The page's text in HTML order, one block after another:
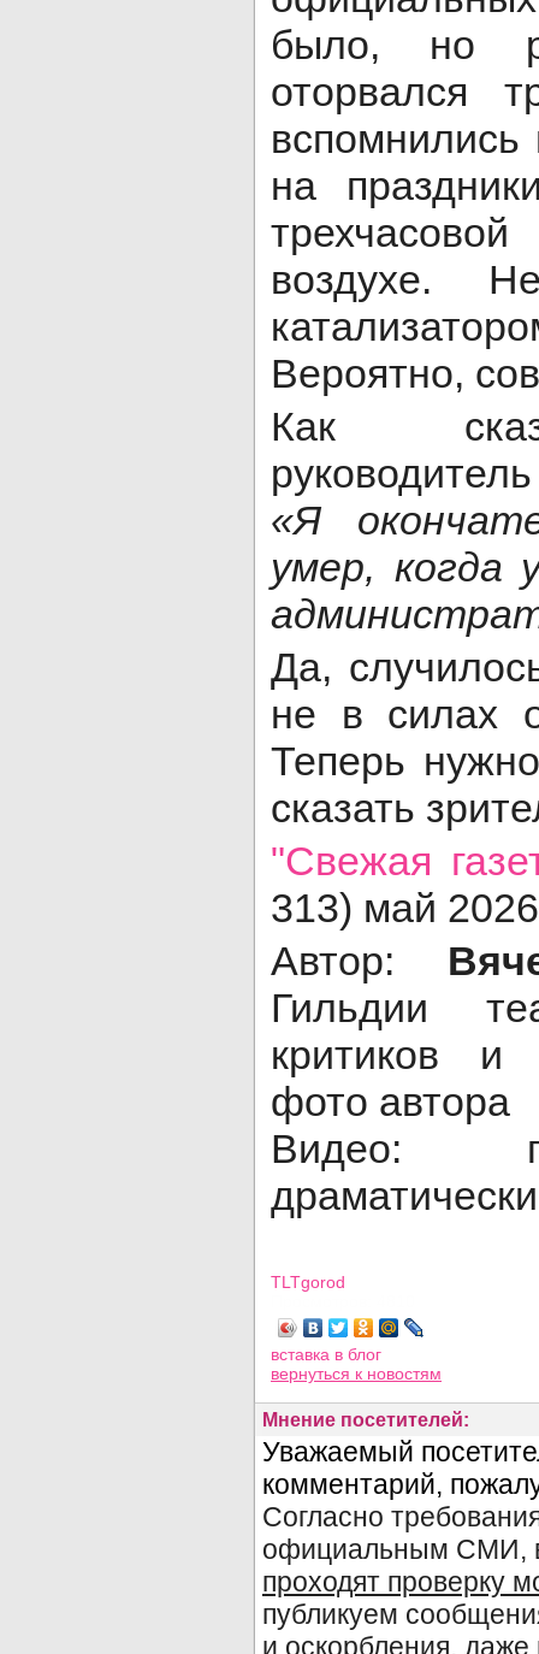
было, но
оторвался
на
воздухе.
Вероятно,
Как
«Я
умер, когда
Да,
не в силах
Теперь
сказать
"Свежая
313) май 2026
Автор:
Гильдии
критиков и
фото автора
Видео:
TLTgorod
вставка в блог
вернуться к новостям
Мнение посетителей: